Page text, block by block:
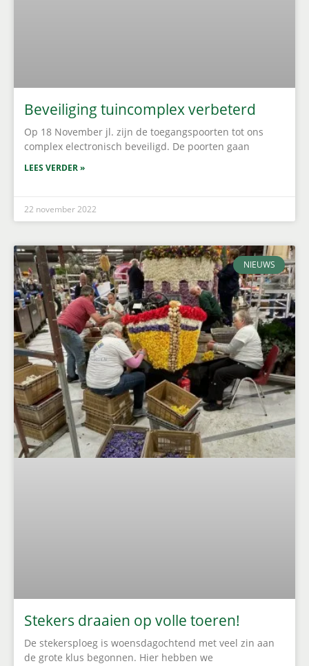
Beveiliging tuincomplex verbeterd
Op 18 November jl. zijn de toegangspoorten tot ons
complex electronisch beveiligd. De poorten gaan
LEES VERDER »
22 november 2022
NIEUWS
Stekers draaien op volle toeren!
De stekersploeg is woensdagochtend met veel zin aan
de grote klus begonnen. Hier hebben we